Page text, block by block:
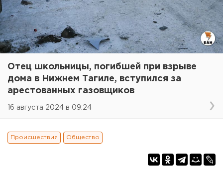
Отец школьницы, погибшей при взрыве
дома в Нижнем Тагиле, вступился за
арестованных газовщиков
16 августа 2024 в 09:24
Происшествия Общество